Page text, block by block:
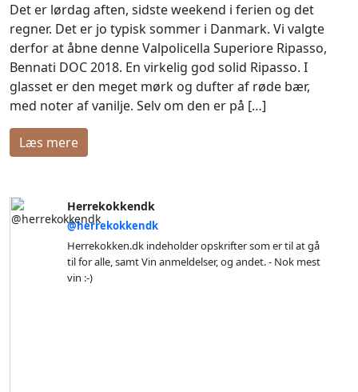
Det er lørdag aften, sidste weekend i ferien og det
regner. Det er jo typisk sommer i Danmark. Vi valgte
derfor at åbne denne Valpolicella Superiore Ripasso,
Bennati DOC 2018. En virkelig god solid Ripasso. I
glasset er den meget mørk og dufter af røde bær,
med noter af vanilje. Selv om den er på […]
læs mere
Herrekokkendk
@herrekokkendk
Herrekokken.dk indeholder opskrifter som er til at gå
til for alle, samt Vin anmeldelser, og andet. - Nok mest
vin :-)